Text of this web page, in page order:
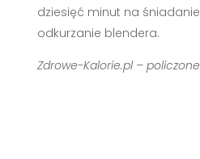
dziesięć minut na
odkurzanie blendera.
Zdrowe-Kalorie.pl –